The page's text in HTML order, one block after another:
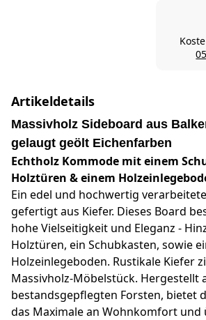
Artikeldetails
Massivholz Sideboard aus
gelaugt geölt Eichenfarben
Echtholz Kommode mit einem
Holztüren & einem
Ein edel und hochwertig
gefertigt aus Kiefer. Dieses Board
hohe Vielseitigkeit und Eleganz -
Holztüren, ein Schubkasten, sowie
Holzeinlegeboden. Rustikale Kiefer
Massivholz-Möbelstück. Hergestellt
bestandsgepflegten Forsten, bietet
das Maximale an Wohnkomfort und